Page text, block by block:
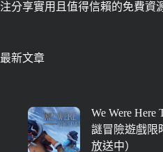
注分享實用且值得信賴的免費資
最新文章
We Were Here
謎冒險遊戲限
放送中）